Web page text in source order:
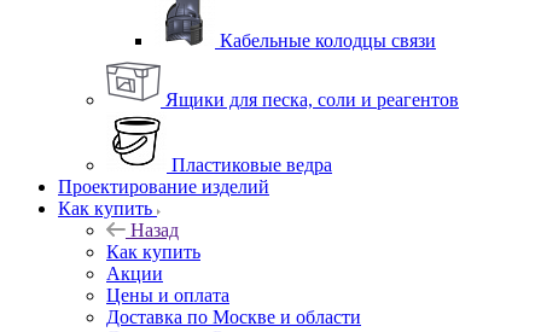
Кабельные колодцы связи
Ящики для песка, соли и реагентов
Пластиковые ведра
Проектирование изделий
Как купить
Назад
Как купить
Акции
Цены и оплата
Доставка по Москве и области